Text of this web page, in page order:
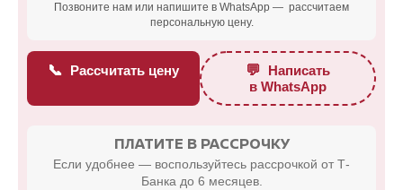
Позвоните нам или напишите в WhatsApp — рассчитаем
персональную цену.
📞 Рассчитать цену 💬 Написать
в WhatsApp
ПЛАТИТЕ В РАССРОЧКУ
Если удобнее — воспользуйтесь рассрочкой от Т-
Банка до 6 месяцев.